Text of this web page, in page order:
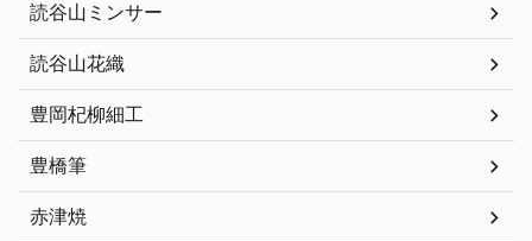
読谷山ミンサー
読谷山花織
豊岡杞柳細工
豊橋筆
赤津焼